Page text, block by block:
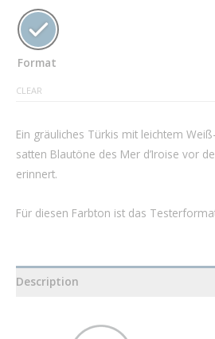
Format
CLEAR
Ein gräuliches Türkis mit leichtem
satten Blautöne des Mer d’Iroise vor
erinnert.
Für diesen Farbton ist das
Description